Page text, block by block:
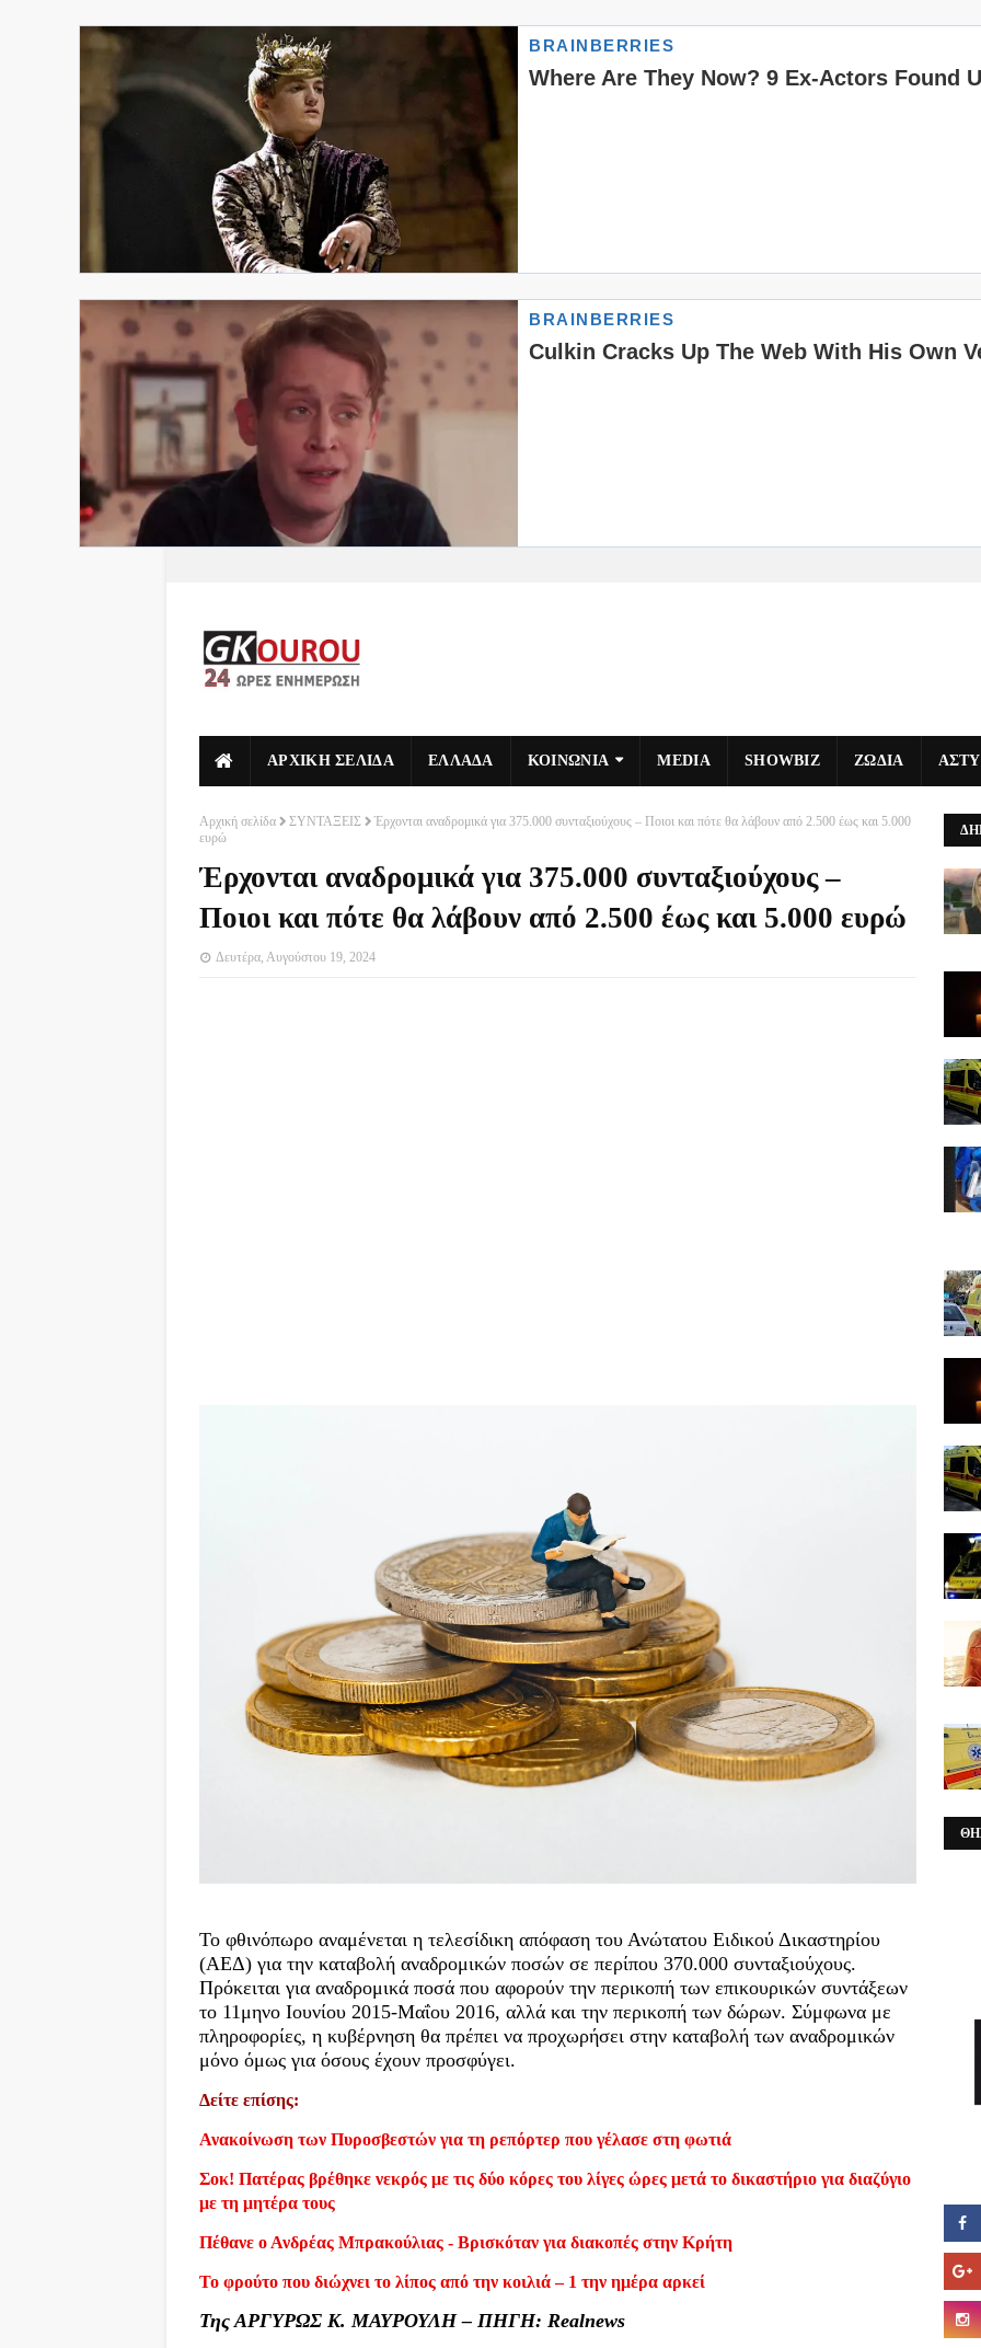
ΑΡΧΙΚΗ ΣΕΛΙΔΑ ΕΛΛΑΔΑ ΚΟΙΝΩΝΙΑ MEDIA SHOWBIZ ΖΩΔΙΑ
Αρχική σελίδα ΣΥΝΤΑΞΕΙΣ
Έρχονται αναδρομικά για 375.000 συνταξιούχους – Ποιοι και πότε θα λάβουν από 2.500 έως και 5.000
ευρώ
Έρχονται αναδρομικά για 375.000 συνταξιούχους –
Ποιοι και πότε θα λάβουν από 2.500 έως και 5.000 ευρώ
Δευτέρα, Αυγούστου 19, 2024
Το φθινόπωρο αναμένεται η τελεσίδικη απόφαση του Ανώτατου Ειδικού Δικαστηρίου
(ΑΕΔ) για την καταβολή αναδρομικών ποσών σε περίπου 370.000 συνταξιούχους.
Πρόκειται για αναδρομικά ποσά που αφορούν την περικοπή των επικουρικών συντάξεων
το 11μηνο Ιουνίου 2015-Μαΐου 2016, αλλά και την περικοπή των δώρων. Σύμφωνα με
πληροφορίες, η κυβέρνηση θα πρέπει να προχωρήσει στην καταβολή των αναδρομικών
μόνο όμως για όσους έχουν προσφύγει.
Δείτε επίσης:
Ανακοίνωση των Πυροσβεστών για τη ρεπόρτερ που γέλασε στη φωτιά
Σοκ! Πατέρας βρέθηκε νεκρός με τις δύο κόρες του λίγες ώρες μετά το δικαστήριο για διαζύγιο
με τη μητέρα τους
Πέθανε ο Ανδρέας Μπρακούλιας - Βρισκόταν για διακοπές στην Κρήτη
Το φρούτο που διώχνει το λίπος από την κοιλιά – 1 την ημέρα αρκεί
Της ΑΡΓΥΡΩΣ Κ. ΜΑΥΡΟΥΛΗ – ΠΗΓΗ: Realnews